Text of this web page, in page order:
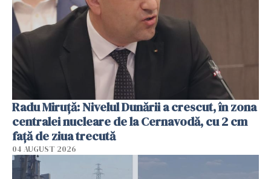
Radu Miruţă: Nivelul Dunării a crescut, în zona
centralei nucleare de la Cernavodă, cu 2 cm
faţă de ziua trecută
04 AUGUST 2026